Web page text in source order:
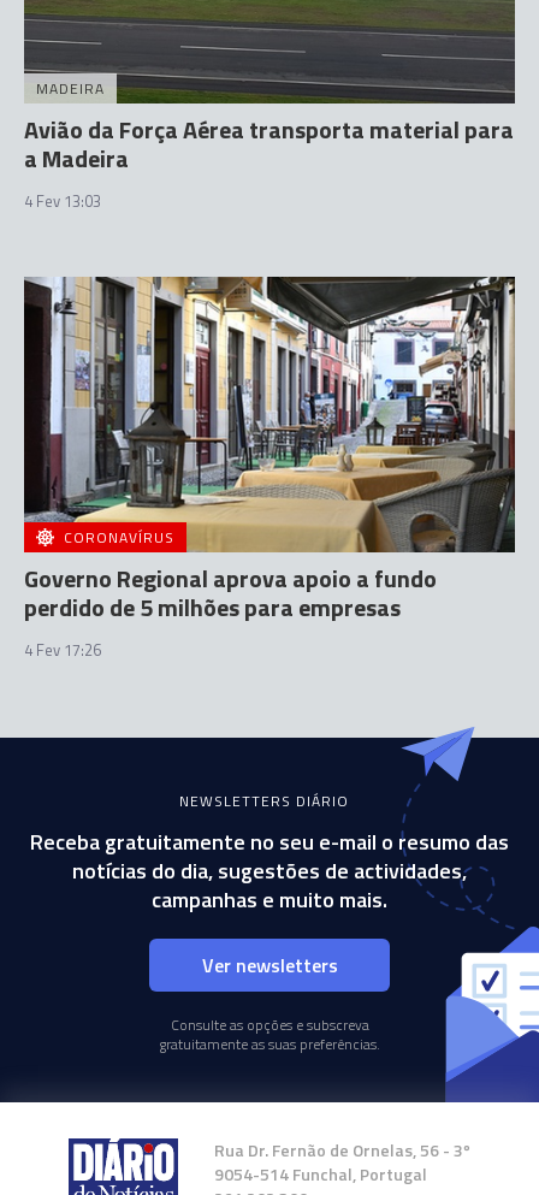
MADEIRA
Avião da Força Aérea transporta material para
a Madeira
4 Fev 13:03
CORONAVÍRUS
Governo Regional aprova apoio a fundo
perdido de 5 milhões para empresas
4 Fev 17:26
NEWSLETTERS DIÁRIO
Receba gratuitamente no seu e-mail o resumo das
notícias do dia, sugestões de actividades,
campanhas e muito mais.
Ver newsletters
Consulte as opções e subscreva
gratuitamente as suas preferências.
Rua Dr. Fernão de Ornelas, 56 - 3º
9054-514 Funchal, Portugal